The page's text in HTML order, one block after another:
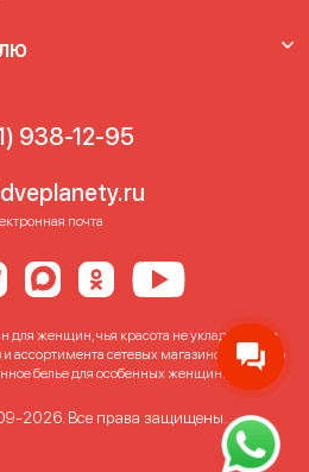
938-12-95
почта
для женщин, чья красота не укладывается
ассортимента сетевых магазинов. Именно
белье для особенных женщин!
2026. Все права защищены.